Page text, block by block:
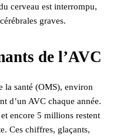
cerveau est interrompu,
graves.
de l’AVC
la santé (OMS), environ
d’un AVC chaque année.
encore 5 millions restent
Ces chiffres, glaçants,